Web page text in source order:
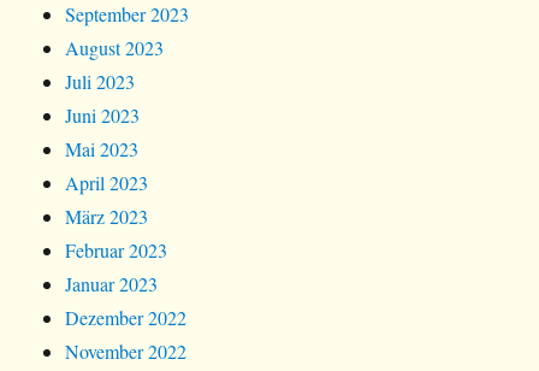
September 2023
August 2023
Juli 2023
Juni 2023
Mai 2023
April 2023
März 2023
Februar 2023
Januar 2023
Dezember 2022
November 2022